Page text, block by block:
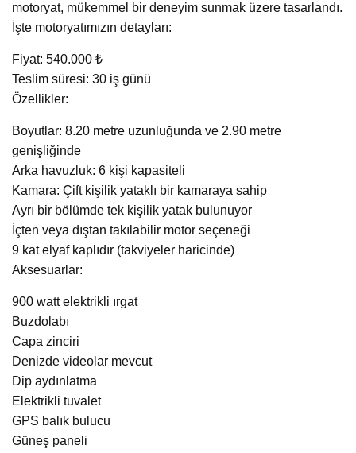
motoryat, mükemmel bir deneyim sunmak üzere tasarlandı.
İşte motoryatımızın detayları:
Fiyat: 540.000 ₺
Teslim süresi: 30 iş günü
Özellikler:
Boyutlar: 8.20 metre uzunluğunda ve 2.90 metre
genişliğinde
Arka havuzluk: 6 kişi kapasiteli
Kamara: Çift kişilik yataklı bir kamaraya sahip
Ayrı bir bölümde tek kişilik yatak bulunuyor
İçten veya dıştan takılabilir motor seçeneği
9 kat elyaf kaplıdır (takviyeler haricinde)
Aksesuarlar:
900 watt elektrikli ırgat
Buzdolabı
Capa zinciri
Denizde videolar mevcut
Dip aydınlatma
Elektrikli tuvalet
GPS balık bulucu
Güneş paneli